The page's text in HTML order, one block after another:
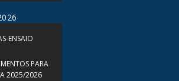
ENSAIO
PARA
2025/2026